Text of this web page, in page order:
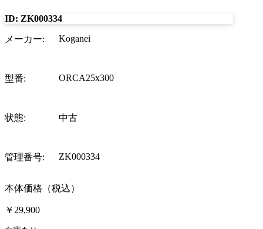
ID: ZK000334
メーカー: Koganei
型番: ORCA25x300
状態: 中古
管理番号: ZK000334
本体価格（税込）
￥29,900